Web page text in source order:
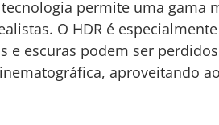
permite uma gama
O HDR é
e escuras podem ser
aproveitando